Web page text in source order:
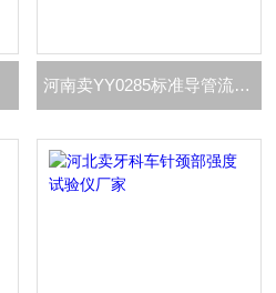
河南卖YY0285标准导管流量装置厂家